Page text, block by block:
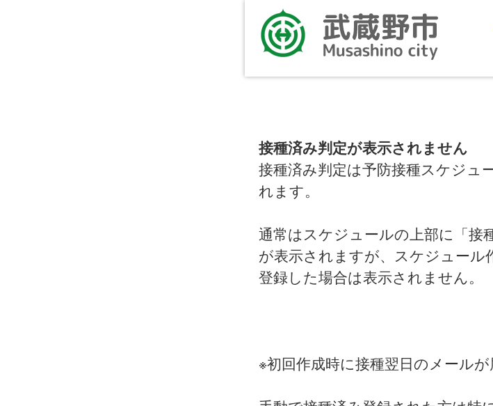
接種済み判定が表示されません
接種済み判定は予防接種スケジュ
れます。
通常はスケジュールの上部に「接
が表示されますが、スケジュール
登録した場合は表示されません。
※初回作成時に接種翌日のメール